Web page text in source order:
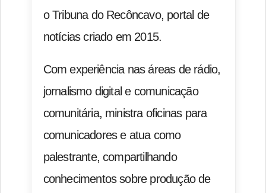
o Tribuna do Recôncavo, portal de
notícias criado em 2015.
Com experiência nas áreas de rádio,
jornalismo digital e comunicação
comunitária, ministra oficinas para
comunicadores e atua como
palestrante, compartilhando
conhecimentos sobre produção de